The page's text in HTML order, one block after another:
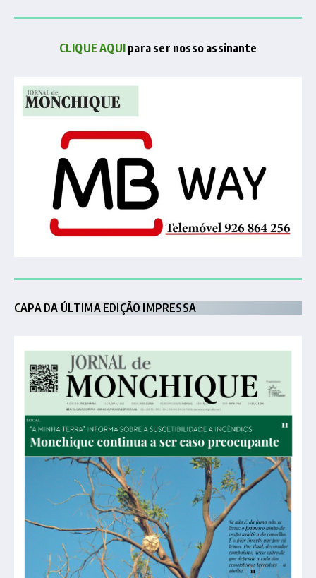
CLIQUE AQUI para ser nosso assinante
CAPA DA ÚLTIMA EDIÇÃO IMPRESSA